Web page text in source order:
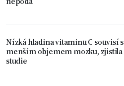
Nízká hladina vitaminu C souvisí s
menším objemem mozku, zjistila
studie